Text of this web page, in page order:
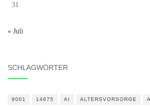
31
« Juli
SCHLAGWÖRTER
9001 14675 AI ALTERSVORSORGE